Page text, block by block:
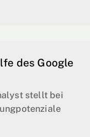
des Google
stellt bei